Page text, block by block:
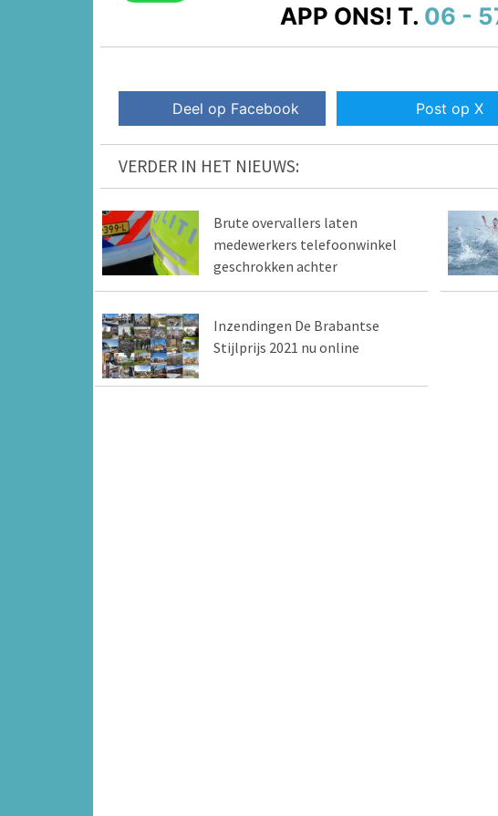
APP ONS! T. 06 -
Deel op Facebook Post op X
VERDER IN HET NIEUWS:
Brute overvallers laten
medewerkers telefoonwinkel
geschrokken achter
Inzendingen De Brabantse
Stijlprijs 2021 nu online